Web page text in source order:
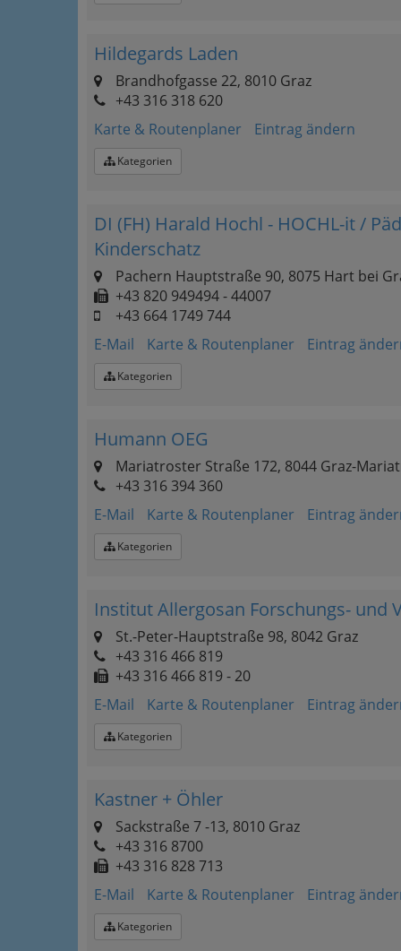
Hildegards Laden
Brandhofgasse 22, 8010 Graz
+43 316 318 620
Karte & Routenplaner
Eintrag ändern
Kategorien
DI (FH) Harald Hochl - HOCHL-it /
Kinderschatz
Pachern Hauptstraße 90, 8075 Hart bei
+43 820 949494 - 44007
+43 664 1749 744
E-Mail
Karte & Routenplaner Eintrag
Kategorien
Humann OEG
Mariatroster Straße 172, 8044 Graz-
+43 316 394 360
E-Mail
Karte & Routenplaner Eintrag
Kategorien
Institut Allergosan Forschungs- und
St.-Peter-Hauptstraße 98, 8042 Graz
+43 316 466 819
+43 316 466 819 - 20
E-Mail
Karte & Routenplaner Eintrag
Kategorien
Kastner + Öhler
Sackstraße 7 -13, 8010 Graz
+43 316 8700
+43 316 828 713
E-Mail
Karte & Routenplaner Eintrag
Kategorien